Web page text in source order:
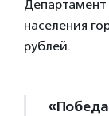
населения
рублей.